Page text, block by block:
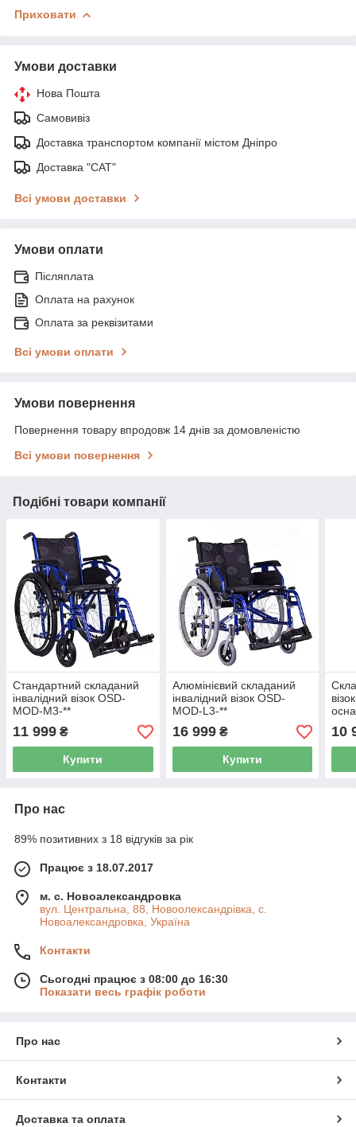
Приховати
Умови доставки
Нова Пошта
Самовивіз
Доставка транспортом компанії містом Дніпро
Доставка "САТ"
Всі умови доставки
Умови оплати
Післяплата
Оплата на рахунок
Оплата за реквізитами
Всі умови оплати
Умови повернення
Повернення товару впродовж 14 днів за домовленістю
Всі умови повернення
Подібні товари компанії
Стандартний складаний
інвалідний візок OSD-
MOD-M3-**
11 999 ₴
Купити
Алюмінієвий складаний
інвалідний візок OSD-
MOD-L3-**
16 999₴
Купити
10
Про нас
89% позитивних з 18 відгуків за рік
Працює з 18.07.2017
м. с. Новоалександровка
вул. Центральна, 88, Новоолександрівка, с.
Новоалександровка, Україна
Контакти
Сьогодні працює з 08:00 до 16:30
Показати весь графік роботи
Про нас
Контакти
Доставка та оплата